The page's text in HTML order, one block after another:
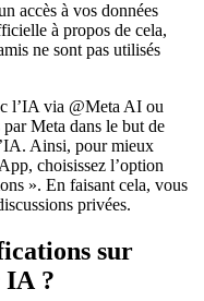
accès à vos données
à propos de cela,
ne sont pas utilisés
l’IA via @Meta AI ou
Meta dans le but de
Ainsi, pour mieux
choisissez l’option
». En faisant cela, vous
privées.
sur
IA ?